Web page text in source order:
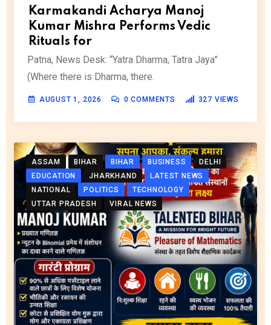
Karmakandi Acharya Manoj
Kumar Mishra Performs Vedic
Rituals for
Patna, News Desk: “Yatra Dharma, Tatra Jaya”
(Where there is Dharma, there.
AUGUST 1, 2026 0 COMMENTS 327 VIEWS
ASSAM BIHAR BIHAR BUSINESS
DELHI
EDUCATION
JHARKHAND
LATEST NEWS
NATIONAL
POLITICS
TECHNOLOGY
UTTAR PRADESH
VIRAL NEWS